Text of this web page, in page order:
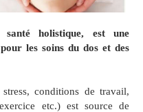
holistique, est une
les soins du dos et des
conditions de travail,
etc.) est source de